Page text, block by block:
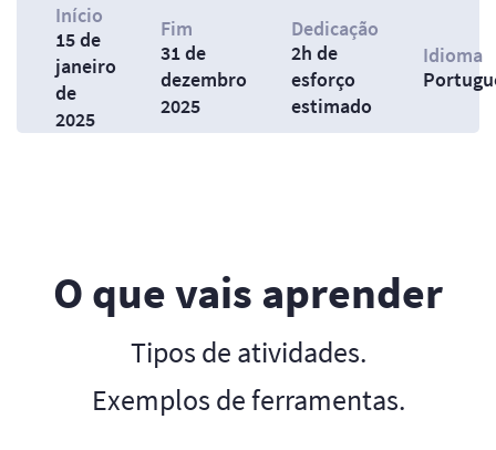
Início
15 de
janeiro
de
2025
Fim
31 de
dezembro
2025
Dedicação
2h de
esforço
estimado
Idioma
O que vais aprender
Tipos de atividades.
Exemplos de ferramentas.